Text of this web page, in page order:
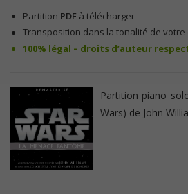
Partition PDF à télécharger
Transposition dans la tonalité de votre
100% légal – droits d’auteur
Partition piano
Wars) de John